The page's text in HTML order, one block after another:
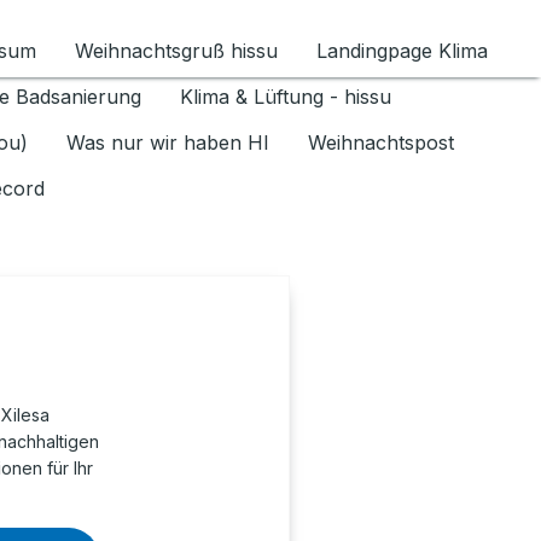
Datenschutz 1.6.2026 umschalten
Weihnachtsgruß hissu
Landingpage Klima
Badsanierung
Klima & Lüftung - hissu
Was nur wir haben HI
Weihnachtspost
für Ihr